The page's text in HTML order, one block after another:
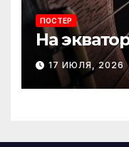
ПОСТЕР
На
17 ИЮЛЯ, 2026